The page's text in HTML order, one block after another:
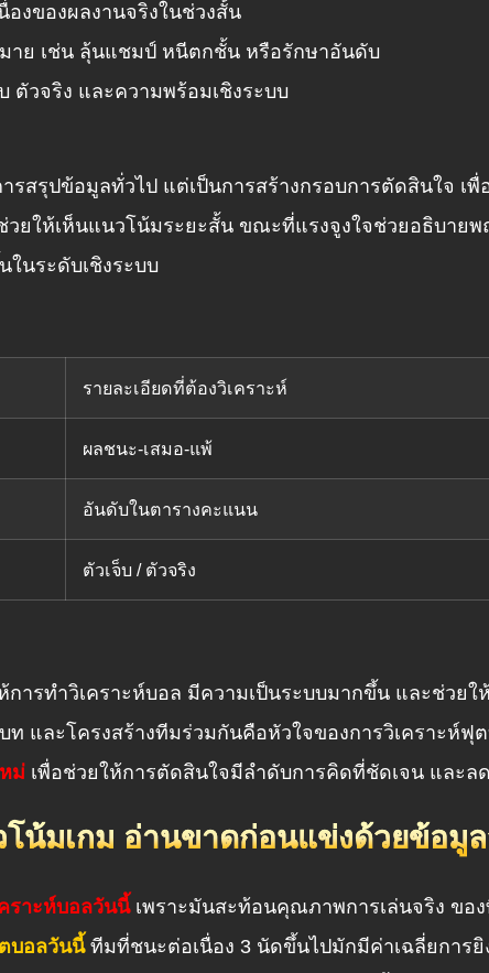
งของผลงานจริงในช่วงสั้น
าย เช่น ลุ้นแชมป์ หนีตกชั้น หรือรักษาอันดับ
ตัวจริง และความพร้อมเชิงระบบ
รสรุปข้อมูลทั่วไป แต่เป็นการสร้างกรอบการตัดสินใจ เ
ยให้เห็นแนวโน้มระยะสั้น ขณะที่แรงจูงใจช่วยอธิบา
นระดับเชิงระบบ
รายละเอียดที่ต้องวิเคราะห์
ผลชนะ-เสมอ-แพ้
อันดับในตารางคะแนน
ตัวเจ็บ / ตัวจริง
ารทำวิเคราะห์บอล มีความเป็นระบบมากขึ้น และช่วยใ
ท และโครงสร้างทีมร่วมกันคือหัวใจของการวิเคราะ
ม่ เพื่อช่วยให้การตัดสินใจมีลำดับการคิดที่ชัดเจน และ
น้มเกม อ่านขาดก่อนแข่งด้วยข้อมูล
ราะห์บอลวันนี้เพราะมันสะท้อนคุณภาพการเล่นจริง ขอ
บอลวันนี้ทีมที่ชนะต่อเนื่อง 3 นัดขึ้นไปมักมีค่าเฉลี่ยการ